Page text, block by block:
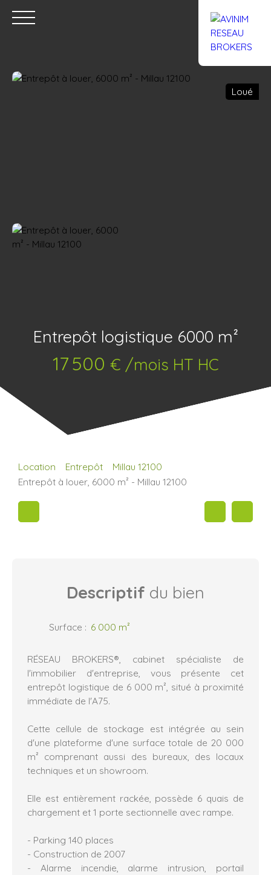
Loué
Entrepôt logistique 6000 m²
17 500 € /mois HT HC
Location Entrepôt
Millau 12100
Entrepôt à louer, 6000 m² - Millau 12100
Descriptif du bien
Surface : 6 000 m²
RÉSEAU BROKERS®, cabinet spécialiste de
l'immobilier d'entreprise, vous présente cet
entrepôt logistique de 6 000 m², situé à proximité
immédiate de l'A75.
Cette cellule de stockage est intégrée au sein
d'une plateforme d'une surface totale de 20 000
m² comprenant aussi des bureaux, des locaux
techniques et un showroom.
Elle est entièrement rackée, possède 6 quais de
chargement et 1 porte sectionnelle avec rampe.
- Parking 140 places
- Construction de 2007
- Alarme incendie, alarme intrusion, portail